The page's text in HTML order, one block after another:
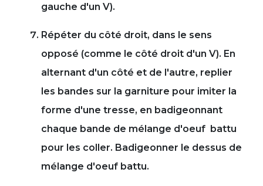
gauche d'un V).
Répéter du côté droit, dans le sens
opposé (comme le côté droit d'un V). En
alternant d'un côté et de l'autre, replier
les bandes sur la garniture pour imiter la
forme d'une tresse, en badigeonnant
chaque bande de mélange d'oeuf battu
pour les coller. Badigeonner le dessus de
mélange d'oeuf battu.